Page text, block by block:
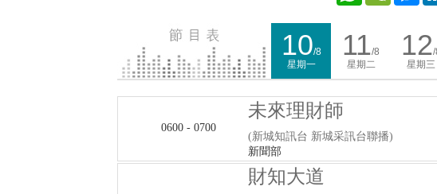
10/8
星期一
11/8
星期二
12/
星期三
0600 - 0700
未來理財師
(新城知訊台 新城采訊台聯播)
新聞部
財知大道